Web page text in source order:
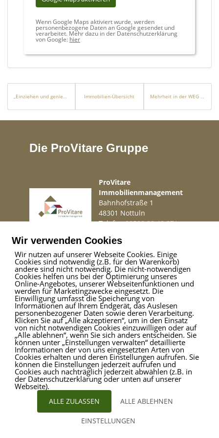
vollständigen Kontaktdaten – wir melden uns umgehend mit
Möchten auch Sie Ihre Immobilie professionell vermarkten?
Kontaktieren Sie uns gerne. Wir sind täglich von 10:00 bis 20:00
Uhr persönlich für Sie erreichbar.
Wenn Google Maps aktiviert wurde, werden
personenbezogene Daten an Google gesendet und
verarbeitet. Mehr dazu in der Datenschutzerklärung
von Google: hier
„Einziehen und genießen – Ihr Rückzugsort mit Pool“ Immobilien-Übersicht Mehrheit in der WEG – 4 denkmalgeschützte Einheiten in Neuenbürg-Rotenbach
Die ProVitare Gruppe
ProVitare
Immobilienmanagement
Bahnhofstraße 1
48301 Nottuln
Telefon02509 99 49 871
Impressum|Haftungsausschluss|Datenschutz
ProVitare Commercial
GmbH
Bahnhofstraße 1
48301 Nottuln
Telefon02509 99 49 871
Mailinfo@provitare.de
Wir verwenden Cookies
Wir nutzen auf unserer Webseite Cookies. Einige
Cookies sind notwendig (z.B. für den Warenkorb)
andere sind nicht notwendig. Die nicht-notwendigen
Cookies helfen uns bei der Optimierung unseres
Online-Angebotes, unserer Webseitenfunktionen und
werden für Marketingzwecke eingesetzt. Die
Einwilligung umfasst die Speicherung von
Informationen auf Ihrem Endgerät, das Auslesen
personenbezogener Daten sowie deren Verarbeitung.
Klicken Sie auf „Alle akzeptieren“, um in den Einsatz
von nicht notwendigen Cookies einzuwilligen oder auf
„Alle ablehnen“, wenn Sie sich anders entscheiden. Sie
können unter „Einstellungen verwalten“ detaillierte
Informationen der von uns eingesetzten Arten von
Cookies erhalten und deren Einstellungen aufrufen. Sie
können die Einstellungen jederzeit aufrufen und
Cookies auch nachträglich jederzeit abwählen (z.B. in
der Datenschutzerklärung oder unten auf unserer
Webseite).
ALLE ZULASSEN ALLE ABLEHNEN
EINSTELLUNGEN